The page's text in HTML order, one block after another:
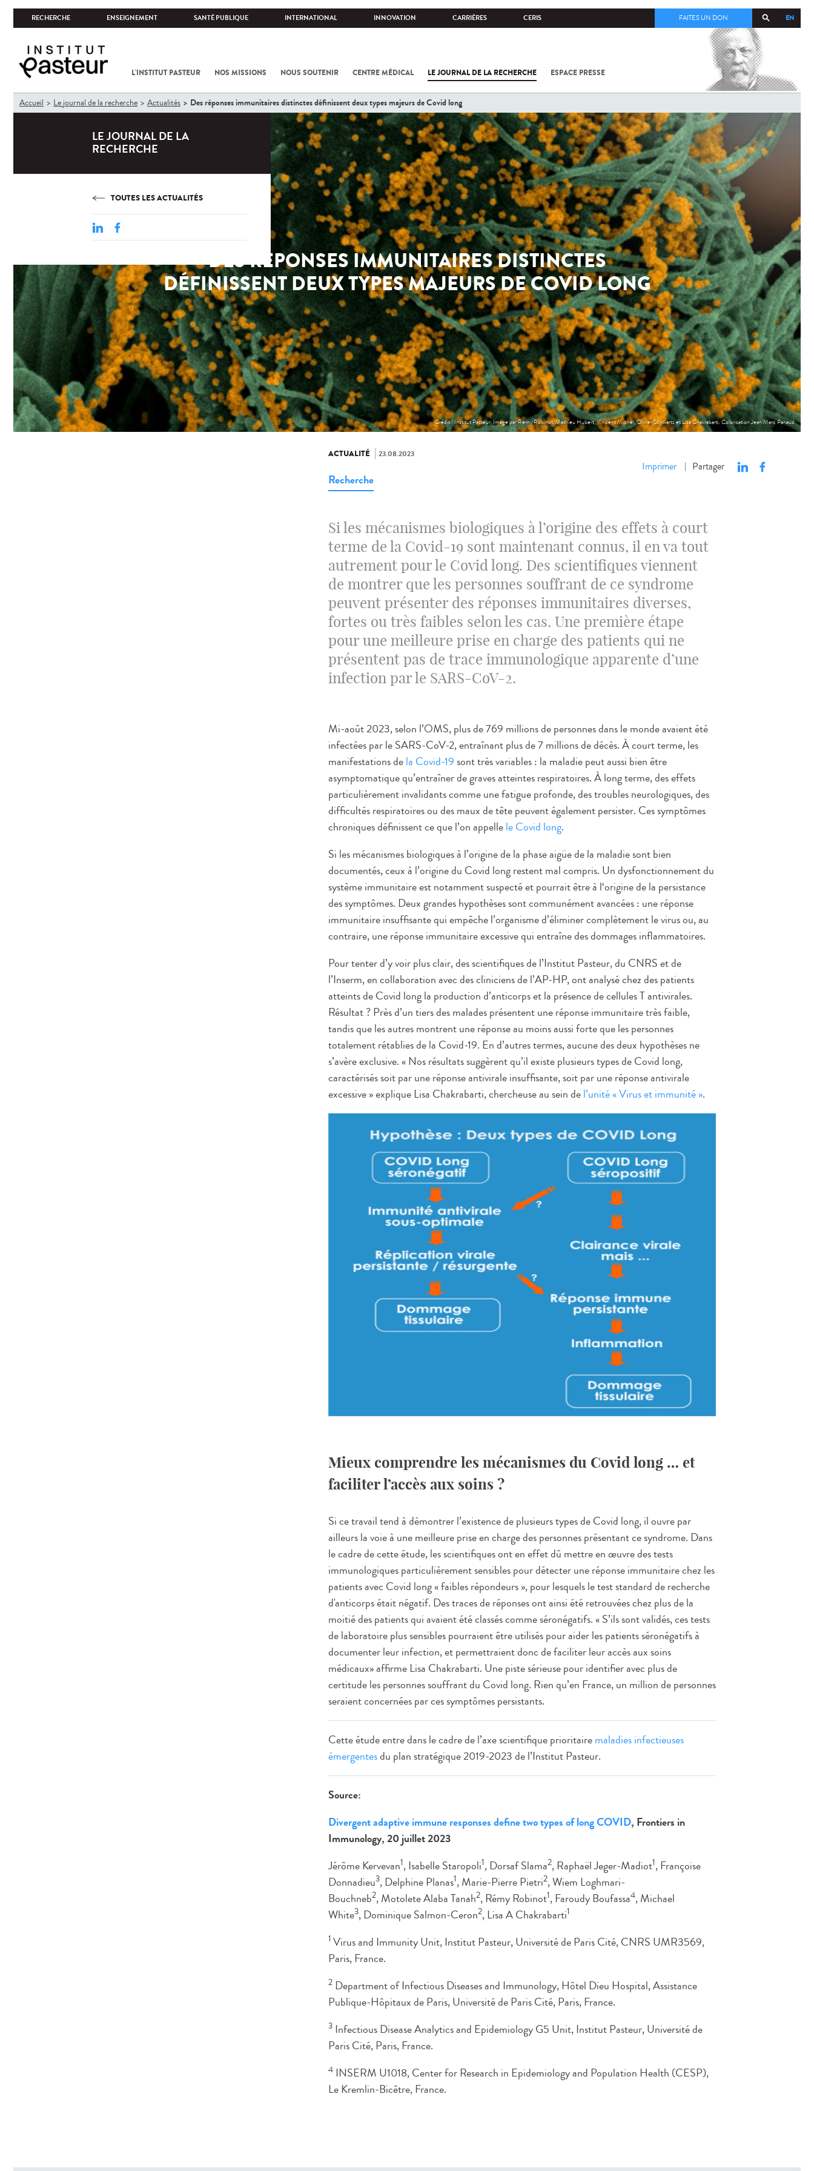
RECHERCHE ENSEIGNEMENT SANTÉ PUBLIQUE INTERNATIONAL INNOVATION CARRIÈRES CERIS EN
FAITES UN DON
L'INSTITUT PASTEUR NOS MISSIONS NOUS SOUTENIR CENTRE MÉDICAL LE JOURNAL DE LA RECHERCHE ESPACE PRESSE
COV-2 /
À
L'INSTITUT
PASTEUR
Vous
êtes
Accueil Le journal de la recherche Actualités Des réponses immunitaires distinctes définissent deux types majeurs de Covid long
LE JOURNAL DE LA
RECHERCHE
TOUTES LES ACTUALITÉS
DES RÉPONSES IMMUNITAIRES DISTINCTES
DÉFINISSENT DEUX TYPES MAJEURS DE COVID LONG
Crédit : Institut Pasteur. Image par Rémy Robinot, Mathieu Hubert, Vincent Michel, Olivier Schwartz et Lisa Chakrabarti. Colorisation Jean Marc Panaud
ACTUALITÉ 23.08.2023
Imprimer | Partager
Recherche
Si les mécanismes biologiques à l’origine des effets à court
terme de la Covid-19 sont maintenant connus, il en va tout
autrement pour le Covid long. Des scientifiques viennent
de montrer que les personnes souffrant de ce syndrome
peuvent présenter des réponses immunitaires diverses,
fortes ou très faibles selon les cas. Une première étape
pour une meilleure prise en charge des patients qui ne
présentent pas de trace immunologique apparente d’une
infection par le SARS-CoV-2.
Mi-août 2023, selon l’OMS, plus de 769 millions de personnes dans le monde avaient été
infectées par le SARS-CoV-2, entraînant plus de 7 millions de décès. À court terme, les
manifestations dela Covid-19 sont très variables : la maladie peut aussi bien être
asymptomatique qu’entraîner de graves atteintes respiratoires. À long terme, des effets
particulièrement invalidants comme une fatigue profonde, des troubles neurologiques, des
difficultés respiratoires ou des maux de tête peuvent également persister. Ces symptômes
chroniques définissent ce que l’on appellele Covid long.
Si les mécanismes biologiques à l’origine de la phase aigüe de la maladie sont bien
documentés, ceux à l’origine du Covid long restent mal compris. Un dysfonctionnement du
système immunitaire est notamment suspecté et pourrait être à l‘origine de la persistance
des symptômes. Deux grandes hypothèses sont communément avancées : une réponse
immunitaire insuffisante qui empêche l’organisme d’éliminer complètement le virus ou, au
contraire, une réponse immunitaire excessive qui entraîne des dommages inflammatoires.
Pour tenter d’y voir plus clair, des scientifiques de l’Institut Pasteur, du CNRS et de
l’Inserm, en collaboration avec des cliniciens de l’AP-HP, ont analysé chez des patients
atteints de Covid long la production d’anticorps et la présence de cellules T antivirales.
Résultat ? Près d’un tiers des malades présentent une réponse immunitaire très faible,
tandis que les autres montrent une réponse au moins aussi forte que les personnes
totalement rétablies de la Covid-19. En d’autres termes, aucune des deux hypothèses ne
s’avère exclusive. « Nos résultats suggèrent qu’il existe plusieurs types de Covid long,
caractérisés soit par une réponse antivirale insuffisante, soit par une réponse antivirale
excessive » explique Lisa Chakrabarti, chercheuse au sein del’unité « Virus et immunité ».
Mieux comprendre les mécanismes du Covid long … et
faciliter l’accès aux soins ?
Si ce travail tend à démontrer l’existence de plusieurs types de Covid long, il ouvre par
ailleurs la voie à une meilleure prise en charge des personnes présentant ce syndrome. Dans
le cadre de cette étude, les scientifiques ont en effet dû mettre en œuvre des tests
immunologiques particulièrement sensibles pour détecter une réponse immunitaire chez les
patients avec Covid long « faibles répondeurs », pour lesquels le test standard de recherche
d'anticorps était négatif. Des traces de réponses ont ainsi été retrouvées chez plus de la
moitié des patients qui avaient été classés comme séronégatifs. « S’ils sont validés, ces tests
de laboratoire plus sensibles pourraient être utilisés pour aider les patients séronégatifs à
documenter leur infection, et permettraient donc de faciliter leur accès aux soins
médicaux» affirme Lisa Chakrabarti. Une piste sérieuse pour identifier avec plus de
certitude les personnes souffrant du Covid long. Rien qu’en France, un million de personnes
seraient concernées par ces symptômes persistants.
Cette étude entre dans le cadre de l’axe scientifique prioritairemaladies infectieuses
émergentesdu plan stratégique 2019-2023 de l’Institut Pasteur.
Source:
Divergent adaptive immune responses define two types of long COVID, Frontiers in
Immunology, 20 juillet 2023
Jérôme Kervevan1, Isabelle Staropoli1, Dorsaf Slama2, Raphaël Jeger-Madiot1, Françoise
Donnadieu3, Delphine Planas1, Marie-Pierre Pietri2, Wiem Loghmari-
Bouchneb2, Motolete Alaba Tanah2, Rémy Robinot1, Faroudy Boufassa4, Michael
White3, Dominique Salmon-Ceron2, Lisa A Chakrabarti1
1 Virus and Immunity Unit, Institut Pasteur, Université de Paris Cité, CNRS UMR3569,
Paris, France.
2 Department of Infectious Diseases and Immunology, Hôtel Dieu Hospital, Assistance
Publique-Hôpitaux de Paris, Université de Paris Cité, Paris, France.
3 Infectious Disease Analytics and Epidemiology G5 Unit, Institut Pasteur, Université de
Paris Cité, Paris, France.
4 INSERM U1018, Center for Research in Epidemiology and Population Health (CESP),
Le Kremlin-Bicêtre, France.